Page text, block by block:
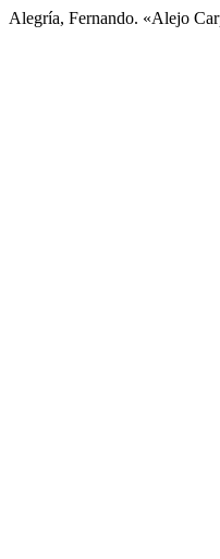
Alegría, Fernando. «Alejo